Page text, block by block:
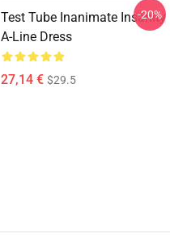
Test Tube Inanimate Insanity
A-Line Dress
27,14 € $29.5
-20%